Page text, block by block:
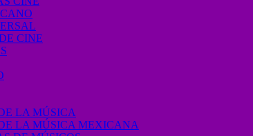
CINE
LA MÚSICA
LA MÚSICA MEXICANA